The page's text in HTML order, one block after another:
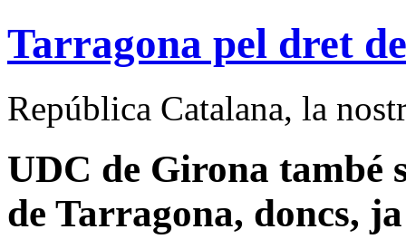
Tarragona pel dret
República Catalana, la
UDC de Girona
de Tarragona, doncs,